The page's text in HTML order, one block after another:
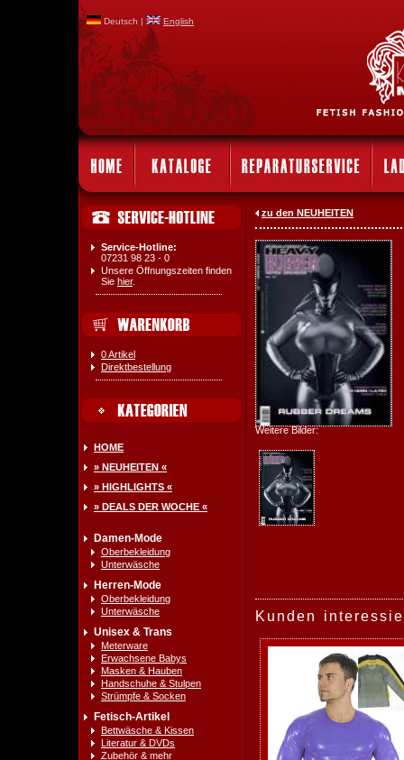
Deutsch | English
Service-Hotline:
07231 98 23 - 0
Unsere Öffnungszeiten finden
Sie hier.
0 Artikel
Direktbestellung
HOME
» NEUHEITEN «
» HIGHLIGHTS «
» DEALS DER WOCHE «
Damen-Mode
Oberbekleidung
Unterwäsche
Herren-Mode
Oberbekleidung
Unterwäsche
Unisex & Trans
Meterware
Erwachsene Babys
Masken & Hauben
Handschuhe & Stulpen
Strümpfe & Socken
Fetisch-Artikel
Bettwäsche & Kissen
Literatur & DVDs
Zubehör & mehr
zu den NEUHEITEN
Weitere Bilder:
Kunden